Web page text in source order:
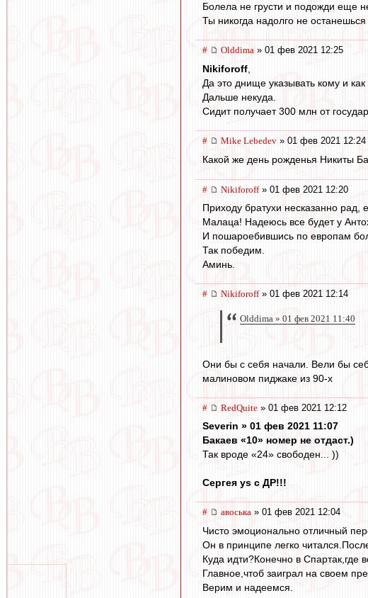
Болела не грусти и подожди еще
Ты никогда надолго не
# Olddima » 01 фев 2021 12:25
Nikiforoff
Да это днище указывать кому и как
Дальше некуда.
Сидит получает 300 млн от
# Mike Lebedev » 01 фев 2021 12:24
Какой же день рожденья Никиты
# Nikiforoff» 01 фев 2021 12:20
Приходу братухи несказанно
Малаца! Надеюсь все будет у
И пошароебившись по европам
Так победим.
Аминь.
# Nikiforoff» 01 фев 2021 12:14
Olddima » 01 фев 2021 11:40
Они бы с себя начали. Вели бы
малиновом пиджаке из 90-х
# RedQuite » 01 фев 2021 12:12
Severin » 01 фев 2021 11:07
Бакаев «10» номер не отдаст.)
Так вроде «24» свободен... ))
Сергея ys с ДР!!!
# авоська » 01 фев 2021 12:04
Чисто эмоционально отличный
Он в принципе легко
Куда идти?Конечно в Спартак,где
Главное,чтоб заиграл на своем
Верим и надеемся.